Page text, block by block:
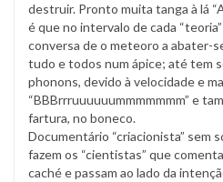
destruir. Pronto muita tanga à lá
é que no intervalo de cada
conversa de o meteoro a abater-
tudo e todos num ápice; até tem
phonons, devido à velocidade e
“BBBrrruuuuuummmmmmm” e
fartura, no boneco.
Documentário “criacionista” sem
fazem os “cientistas” que
caché e passam ao lado da